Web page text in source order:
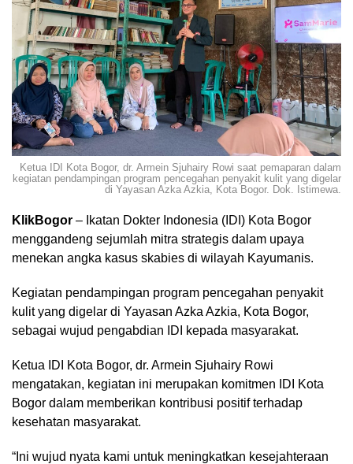
Ketua IDI Kota Bogor, dr. Armein Sjuhairy Rowi saat pemaparan dalam
kegiatan pendampingan program pencegahan penyakit kulit yang digelar
di Yayasan Azka Azkia, Kota Bogor. Dok. Istimewa.
KlikBogor – Ikatan Dokter Indonesia (IDI) Kota Bogor
menggandeng sejumlah mitra strategis dalam upaya
menekan angka kasus skabies di wilayah Kayumanis.
Kegiatan pendampingan program pencegahan penyakit
kulit yang digelar di Yayasan Azka Azkia, Kota Bogor,
sebagai wujud pengabdian IDI kepada masyarakat.
Ketua IDI Kota Bogor, dr. Armein Sjuhairy Rowi
mengatakan, kegiatan ini merupakan komitmen IDI Kota
Bogor dalam memberikan kontribusi positif terhadap
kesehatan masyarakat.
“Ini wujud nyata kami untuk meningkatkan kesejahteraan